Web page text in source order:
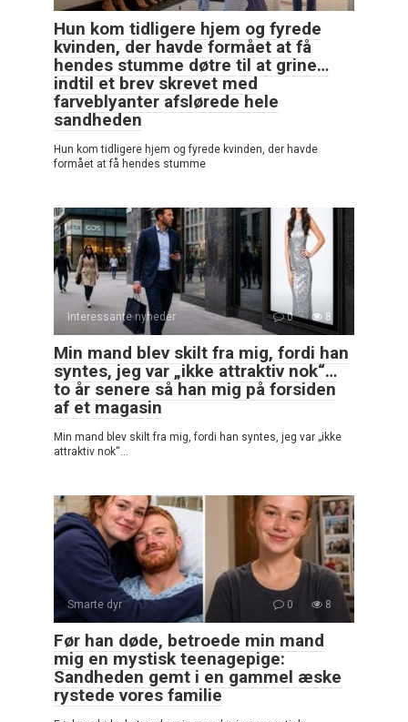
Hun kom tidligere hjem og fyrede
kvinden, der havde formået at få
hendes stumme døtre til at grine…
indtil et brev skrevet med
farveblyanter afslørede hele
sandheden
Hun kom tidligere hjem og fyrede kvinden, der havde
formået at få hendes stumme
Interessante nyheder 0 8
Min mand blev skilt fra mig, fordi han
syntes, jeg var „ikke attraktiv nok“…
to år senere så han mig på forsiden
af et magasin
Min mand blev skilt fra mig, fordi han syntes, jeg var „ikke
attraktiv nok“…
Smarte dyr 0 8
Før han døde, betroede min mand
mig en mystisk teenagepige:
Sandheden gemt i en gammel æske
rystede vores familie